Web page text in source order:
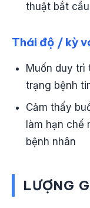
thuật bắt
Thái độ / kỳ
Muốn duy trì
trạng bệnh
Cảm thấy
làm hạn chế
bệnh nhân
LƯỢNG